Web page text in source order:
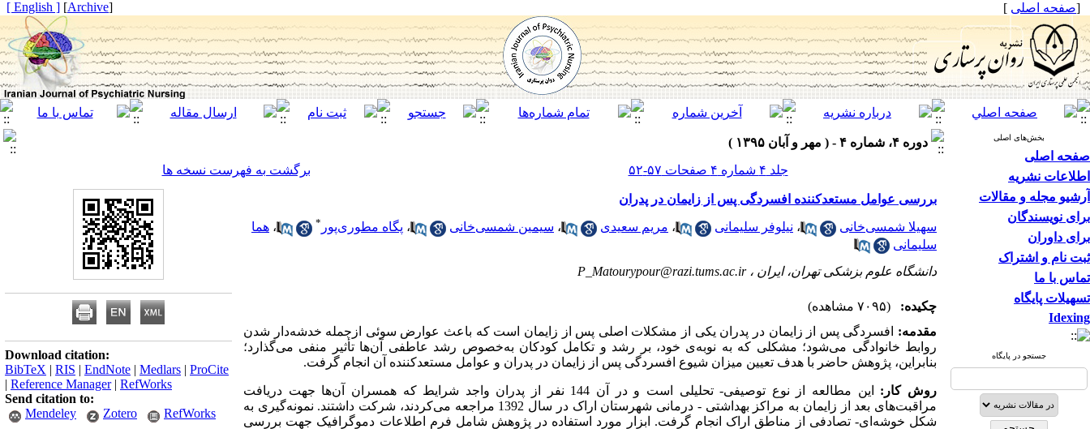
[صفحه اصلی ]
[
Archive
]
[ English ]
بخش‌های اصلی
صفحه اصلی
اطلاعات نشریه
آرشیو مجله و مقالات
برای نویسندگان
برای داوران
ثبت نام و اشتراک
تماس با ما
تسهیلات پایگاه
Idexing
جستجو در پایگاه
دوره ۴، شماره ۴ - ( مهر و آبان ۱۳۹۵ )
جلد ۴ شماره ۴ صفحات ۵۷-۵۲
برگشت به فهرست نسخه ها
بررسی عوامل مستعدکننده افسردگی پس از زایمان در پدران
سهیلا شمسی‌خانی ، نیلوفر سلیمانی ، مریم سعیدی ، سیمین شمسی‌خانی ، پگاه مطوری‌پور * ، هما
سلیمانی
دانشگاه علوم بزشکی تهران، ایران ،P_Matourypour@razi.tums.ac.ir
چکیده:
(۷۰۹۵ مشاهده)
مقدمه: افسردگی پس از زایمان در پدران یکی از مشکلات اصلی پس از زایمان است که باعث عوارض سوئی ازجمله خدشه‌دار شدن
روابط خانوادگی می‌شود؛ مشکلی که به‌ نوبه‌ی خود، بر رشد و تکامل کودکان به‌خصوص رشد عاطفی آن‌ها تأثیر منفی می‌گذارد؛
بنابراین، پژوهش حاضر با هدف تعیین میزان شیوع افسردگی پس از زایمان در پدران و عوامل مستعدکننده آن انجام گرفت.
روش کار :
این مطالعه از نوع توصیفی- تحلیلی است و در آن 144 نفر از پدران واجد شرایط که همسران آن‌ها جهت دریافت
مراقبت‌های بعد از زایمان به مراکز بهداشتی - درمانی شهرستان اراک در سال 1392 مراجعه می‌کردند، شرکت داشتند. نمونه‌گیری به
شکل خوشه‌ای- تصادفی از مناطق اراک انجام گرفت. ابزار مورد استفاده در پژوهش شامل فرم اطلاعات دموگرافیک جهت بررسی
Download citation:
BibTeX | RIS | EndNote | Medlars | ProCite
| Reference Manager| RefWorks
Send citation to:
Mendeley
Zotero RefWorks